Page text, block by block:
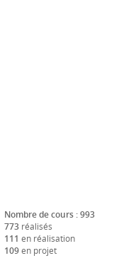
Nombre de cours : 993
773 réalisés
111 en réalisation
109en projet